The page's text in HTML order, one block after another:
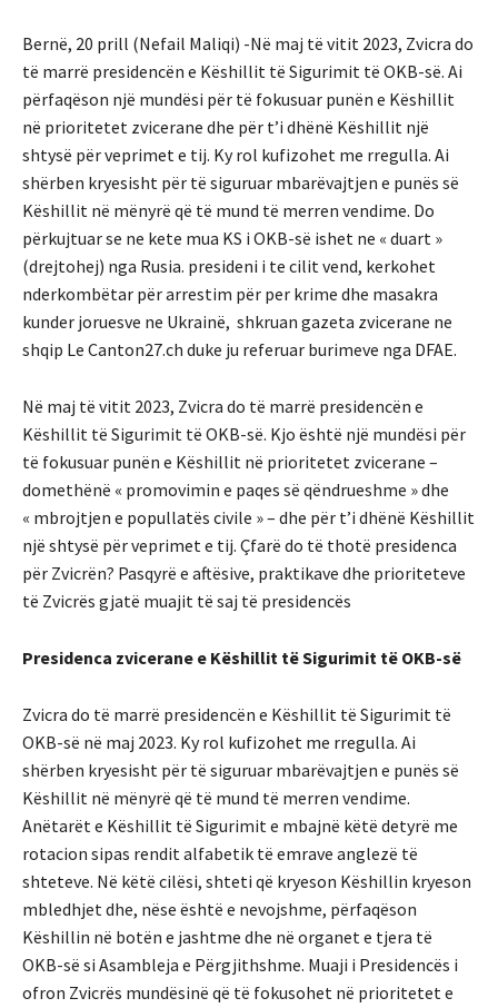
Bernë, 20 prill (Nefail Maliqi) -Në maj të vitit 2023, Zvicra do
të marrë presidencën e Këshillit të Sigurimit të OKB-së. Ai
përfaqëson një mundësi për të fokusuar punën e Këshillit
në prioritetet zvicerane dhe për t’i dhënë Këshillit një
shtysë për veprimet e tij. Ky rol kufizohet me rregulla. Ai
shërben kryesisht për të siguruar mbarëvajtjen e punës së
Këshillit në mënyrë që të mund të merren vendime. Do
përkujtuar se ne kete mua KS i OKB-së ishet ne « duart »
(drejtohej) nga Rusia. presideni i te cilit vend, kerkohet
nderkombëtar për arrestim për per krime dhe masakra
kunder joruesve ne Ukrainë, shkruan gazeta zvicerane ne
shqip Le Canton27.ch duke ju referuar burimeve nga DFAE.
Në maj të vitit 2023, Zvicra do të marrë presidencën e
Këshillit të Sigurimit të OKB-së. Kjo është një mundësi për
të fokusuar punën e Këshillit në prioritetet zvicerane –
domethënë « promovimin e paqes së qëndrueshme » dhe
« mbrojtjen e popullatës civile » – dhe për t’i dhënë Këshillit
një shtysë për veprimet e tij. Çfarë do të thotë presidenca
për Zvicrën? Pasqyrë e aftësive, praktikave dhe prioriteteve
të Zvicrës gjatë muajit të saj të presidencës
Presidenca zvicerane e Këshillit të Sigurimit të OKB-së
Zvicra do të marrë presidencën e Këshillit të Sigurimit të
OKB-së në maj 2023. Ky rol kufizohet me rregulla. Ai
shërben kryesisht për të siguruar mbarëvajtjen e punës së
Këshillit në mënyrë që të mund të merren vendime.
Anëtarët e Këshillit të Sigurimit e mbajnë këtë detyrë me
rotacion sipas rendit alfabetik të emrave anglezë të
shteteve. Në këtë cilësi, shteti që kryeson Këshillin kryeson
mbledhjet dhe, nëse është e nevojshme, përfaqëson
Këshillin në botën e jashtme dhe në organet e tjera të
OKB-së si Asambleja e Përgjithshme. Muaji i Presidencës i
ofron Zvicrës mundësinë që të fokusohet në prioritetet e